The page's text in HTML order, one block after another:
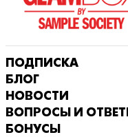
ПОДПИСКА
БЛОГ
НОВОСТИ
ВОПРОСЫ И
БОНУСЫ